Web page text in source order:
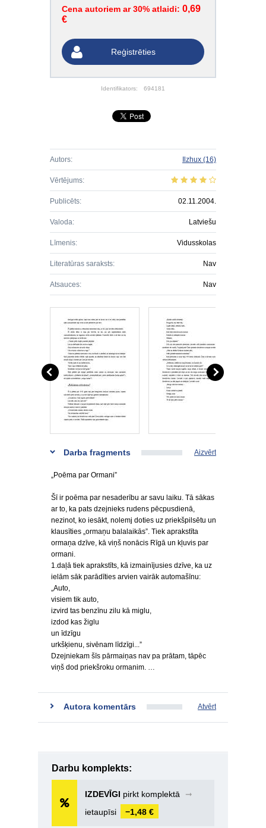
Cena autoriem ar 30% atlaidi: 0,69
€
Reģistrēties
Identifikators: 694181
Autors: Ilzhux (16)
Vērtējums:
Publicēts: 02.11.2004.
Valoda: Latviešu
Līmenis: Vidusskolas
Literatūras saraksts: Nav
Atsauces: Nav
Darba fragments Aizvērt
„Poēma par Ormani”
Šī ir poēma par nesaderību ar savu laiku. Tā sākas
ar to, ka pats dzejnieks rudens pēcpusdienā,
nezinot, ko iesākt, nolemj doties uz priekšpilsētu un
klausīties „ormaņu balalaikās”. Tiek aprakstīta
ormaņa dzīve, kā viņš nonācis Rīgā un kļuvis par
ormani.
1.daļā tiek aprakstīts, kā izmainījusies dzīve, ka uz
ielām sāk parādīties arvien vairāk automašīnu:
„Auto,
visiem tik auto,
izvird tas benzīnu zilu kā miglu,
izdod kas žiglu
un īdzīgu
urkšķienu, sivēnam līdzīgi...”
Dzejniekam šīs pārmaiņas nav pa prātam, tāpēc
viņš dod priekšroku ormanim. …
Autora komentārs Atvērt
Darbu komplekts:
IZDEVĪGI pirkt komplektā
➞
ietaupīsi
−1,48 €